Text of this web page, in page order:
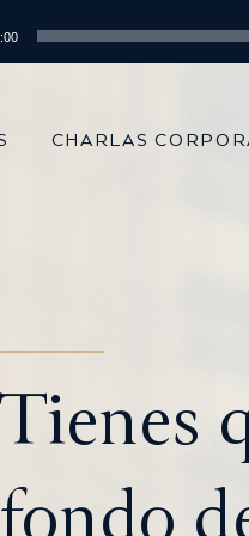
215: De 100 mil dólares
CHARLAS
Tienes
fondo